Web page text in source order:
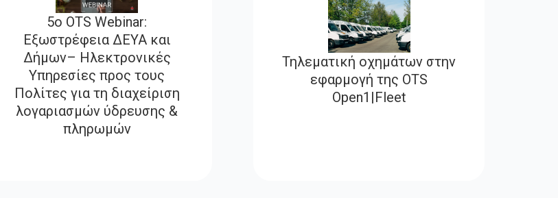
5ο OTS Webinar:
Εξωστρέφεια ΔΕΥΑ και
Δήμων– Ηλεκτρονικές
Υπηρεσίες προς τους
Πολίτες για τη διαχείριση
λογαριασμών ύδρευσης &
πληρωμών
Τηλεματική οχημάτων στην
εφαρμογή της OTS
Open1|Fleet